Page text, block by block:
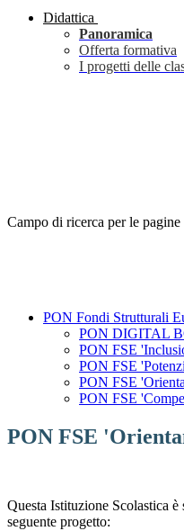
Didattica
Panoramica
Offerta formativa
I progetti delle
Campo di ricerca per le pagine
PON Fondi Strutturali
PON DIGITAL
PON FSE
PON FSE
PON FSE
PON FSE
PON FSE
Questa Istituzione Scolastica
seguente progetto: